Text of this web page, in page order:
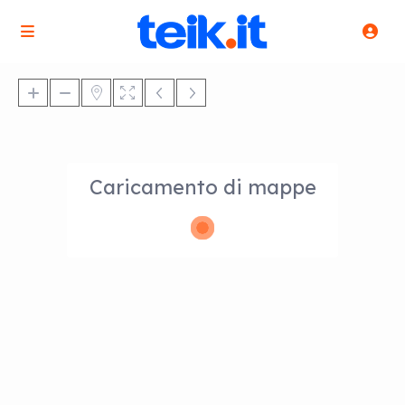
Caricamento di mappe